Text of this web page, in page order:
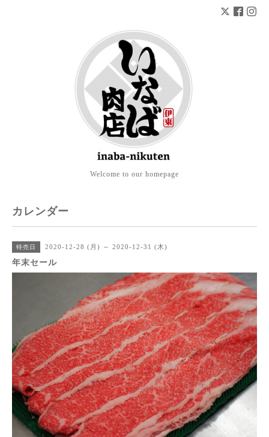
Welcome to our homepage
カレンダー
特売日 2020-12-28 (月) ～ 2020-12-31 (木)
年末セール